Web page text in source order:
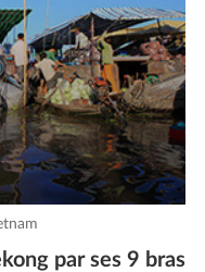
par ses 9 bras